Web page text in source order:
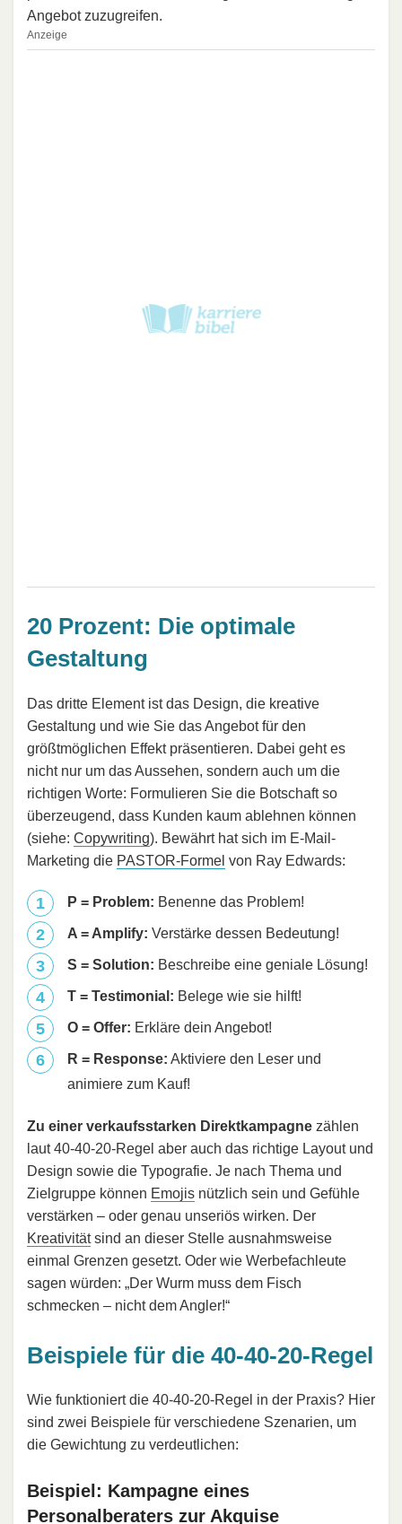
Angebot zuzugreifen.
Anzeige
20 Prozent: Die optimale
Gestaltung
Das dritte Element ist das Design, die kreative
Gestaltung und wie Sie das Angebot für den
größtmöglichen Effekt präsentieren. Dabei geht es
nicht nur um das Aussehen, sondern auch um die
richtigen Worte: Formulieren Sie die Botschaft so
überzeugend, dass Kunden kaum ablehnen können
(siehe: Copywriting). Bewährt hat sich im E-Mail-
Marketing die PASTOR-Formel von Ray Edwards:
P = Problem: Benenne das Problem!
A = Amplify: Verstärke dessen Bedeutung!
S = Solution: Beschreibe eine geniale Lösung!
T = Testimonial: Belege wie sie hilft!
O = Offer: Erkläre dein Angebot!
R = Response: Aktiviere den Leser und
animiere zum Kauf!
Zu einer verkaufsstarken Direktkampagne zählen
laut 40-40-20-Regel aber auch das richtige Layout und
Design sowie die Typografie. Je nach Thema und
Zielgruppe können Emojis nützlich sein und Gefühle
verstärken – oder genau unseriös wirken. Der
Kreativitätsind an dieser Stelle ausnahmsweise
einmal Grenzen gesetzt. Oder wie Werbefachleute
sagen würden: „Der Wurm muss dem Fisch
schmecken – nicht dem Angler!“
Beispiele für die 40-40-20-Regel
Wie funktioniert die 40-40-20-Regel in der Praxis? Hier
sind zwei Beispiele für verschiedene Szenarien, um
die Gewichtung zu verdeutlichen:
Beispiel: Kampagne eines
Personalberaters zur Akquise